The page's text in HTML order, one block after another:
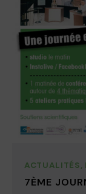
ACTUALITÉS,
7ÈME